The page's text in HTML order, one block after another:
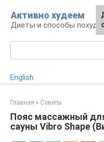
контенту
Активно худеем
Диеты и способы
English
Главная » Советы
Пояс массажный
сауны Vibro Shape